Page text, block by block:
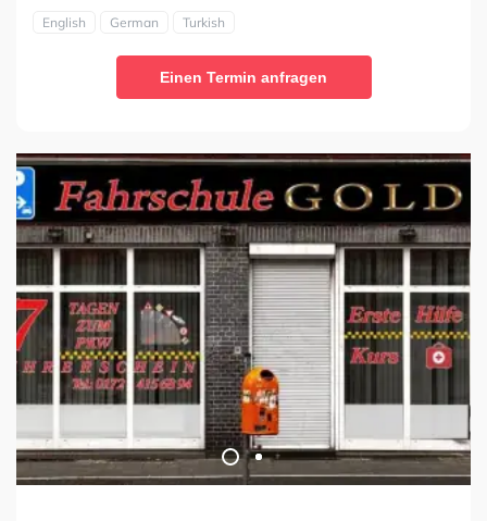
English German Turkish
Einen Termin anfragen